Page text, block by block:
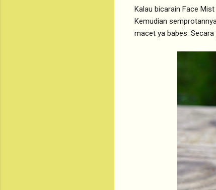
Kalau bicarain Face
Kemudian
macet ya babes.